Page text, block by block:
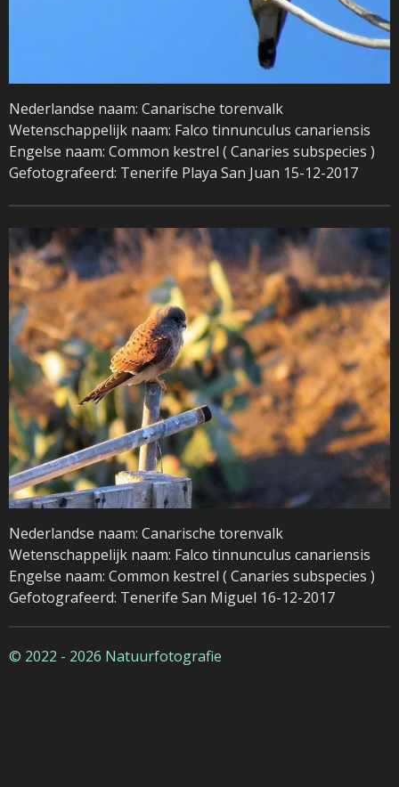
Nederlandse naam: Canarische torenvalk
Wetenschappelijk naam: Falco tinnunculus canariensis
Engelse naam: Common kestrel ( Canaries subspecies )
Gefotografeerd: Tenerife Playa San Juan 15-12-2017
Nederlandse naam: Canarische torenvalk
Wetenschappelijk naam: Falco tinnunculus canariensis
Engelse naam: Common kestrel ( Canaries subspecies )
Gefotografeerd: Tenerife San Miguel 16-12-2017
© 2022 - 2026 Natuurfotografie